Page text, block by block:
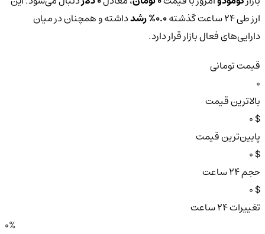
ارز طی ۲۴ ساعت گذشته
0.0% رشدداشته و همچنان در میان
دارایی‌های فعال بازار قرار دارد.
قیمت تومانی
بالاترین قیمت
$ 0
پایین‌ترین قیمت
$ 0
حجم ۲۴ ساعت
$ 0
تغییرات ۲۴ ساعت
0%